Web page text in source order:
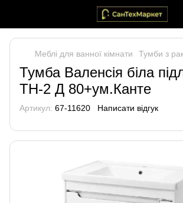
Меблі для ванної кімнати Тумби з
Тумба Валенсія біла
ТН-2 Д 80+ум.Канте
Артикул: 67-11620 Написати відгук